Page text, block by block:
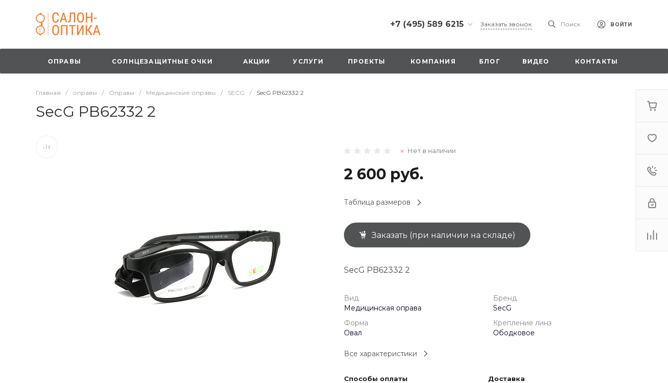
+7 (495) 589 6215
+7 (495) 589 6215
г. Москва, Русаковская
ул., д.1, вход с улицы со
стороны ТТК
г. Москва,
оранжевая вывеска
напротив «Перекрестка»
на 1 этаже
1 мая: 10:00-19:00
+7 (926) 092 4274
г. Королёв, пр-т
(0-9)
1 мая: 10:00-19:00
9 мая: 10:00-19:00
Заказать звонок Поиск ВОЙТИ
ОПРАВЫ СОЛНЦЕЗАЩИТНЫЕ ОЧКИ АКЦИИ УСЛУГИ ПРОЕКТЫ КОМПАНИЯ БЛОГ ВИДЕО КОНТАКТЫ
Главная / оправы / Оправы / Медицинские оправы / SECG / SecG PB62332 2
SecG PB62332 2
Нет в наличии
2 600 руб.
Таблица размеров
Заказать (при наличии на складе)
SecG PB62332 2
Вид
Медицинская оправа
Бренд
SecG
Форма
Овал
Крепление линз
Ободковое
Все характеристики
Способы оплаты Доставка